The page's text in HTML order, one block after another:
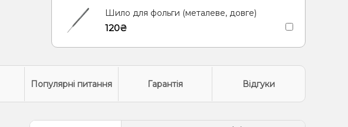
Шило для фольги (металеве, довге)
120₴
Популярні питання Гарантія Відгуки